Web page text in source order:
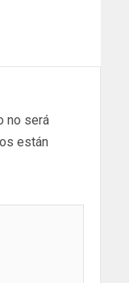
no será
están